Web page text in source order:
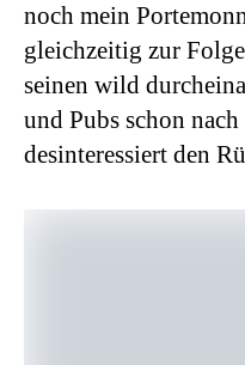
noch mein
gleichzeitig zur
seinen wild
und Pubs schon
desinteressiert den